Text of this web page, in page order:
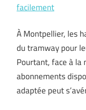
facilement
À Montpellier, les
du tramway pour
Pourtant, face à
abonnements
adaptée peut